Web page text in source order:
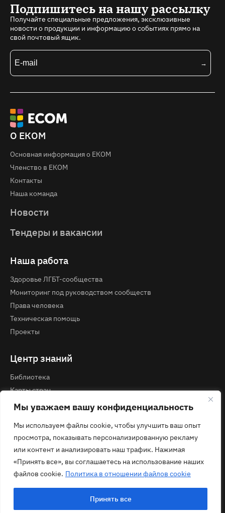
Мы уважаем вашу конфиденциальность
Мы используем файлы cookie, чтобы улучшить ваш опыт
просмотра, показывать персонализированную рекламу
или контент и анализировать наш трафик. Нажимая
«Принять все», вы соглашаетесь на использование наших
файлов cookie. Политика в отношении файлов cookie
Принять все
Подпишитесь на нашу рассылку
Получайте специальные предложения, эксклюзивные
новости о продукции и информацию о событиях прямо на
свой почтовый ящик.
О ЕКОМ
Основная информация о EКOM
Членство в ЕКОМ
Контакты
Наша команда
Новости
Тендеры и вакансии
Наша работа
Здоровье ЛГБТ-сообщества
Мониторинг под руководством сообществ
Права человека
Техническая помощь
Проекты
Центр знаний
Библиотека
Карты стран
Курсы и вебинары
Контакты
Политика конфиденциальности
contact@ecom.ngo